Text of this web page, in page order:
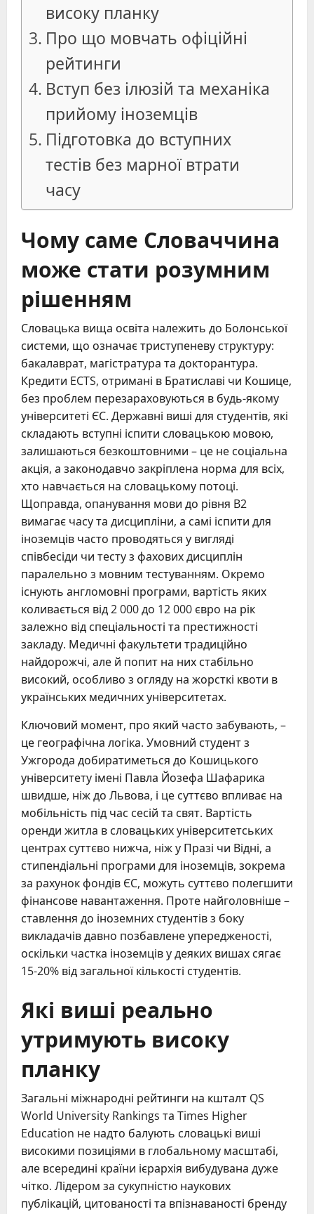
високу планку
Про що мовчать офіційні
рейтинги
Вступ без ілюзій та механіка
прийому іноземців
Підготовка до вступних
тестів без марної втрати
часу
Чому саме Словаччина
може стати розумним
рішенням
Словацька вища освіта належить до Болонської
системи, що означає триступеневу структуру:
бакалаврат, магістратура та докторантура.
Кредити ECTS, отримані в Братиславі чи Кошице,
без проблем перезараховуються в будь-якому
університеті ЄС. Державні виші для студентів, які
складають вступні іспити словацькою мовою,
залишаються безкоштовними – це не соціальна
акція, а законодавчо закріплена норма для всіх,
хто навчається на словацькому потоці.
Щоправда, опанування мови до рівня B2
вимагає часу та дисципліни, а самі іспити для
іноземців часто проводяться у вигляді
співбесіди чи тесту з фахових дисциплін
паралельно з мовним тестуванням. Окремо
існують англомовні програми, вартість яких
коливається від 2 000 до 12 000 євро на рік
залежно від спеціальності та престижності
закладу. Медичні факультети традиційно
найдорожчі, але й попит на них стабільно
високий, особливо з огляду на жорсткі квоти в
українських медичних університетах.
Ключовий момент, про який часто забувають, –
це географічна логіка. Умовний студент з
Ужгорода добиратиметься до Кошицького
університету імені Павла Йозефа Шафарика
швидше, ніж до Львова, і це суттєво впливає на
мобільність під час сесій та свят. Вартість
оренди житла в словацьких університетських
центрах суттєво нижча, ніж у Празі чи Відні, а
стипендіальні програми для іноземців, зокрема
за рахунок фондів ЄС, можуть суттєво полегшити
фінансове навантаження. Проте найголовніше –
ставлення до іноземних студентів з боку
викладачів давно позбавлене упередженості,
оскільки частка іноземців у деяких вишах сягає
15-20% від загальної кількості студентів.
Які виші реально
утримують високу
планку
Загальні міжнародні рейтинги на кшталт QS
World University Rankings та Times Higher
Education не надто балують словацькі виші
високими позиціями в глобальному масштабі,
але всередині країни ієрархія вибудувана дуже
чітко. Лідером за сукупністю наукових
публікацій, цитованості та впізнаваності бренду